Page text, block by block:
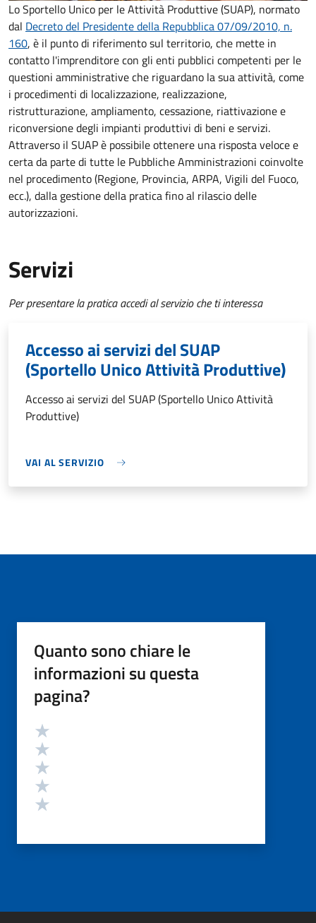
Lo Sportello Unico per le Attività Produttive (SUAP), normato
dal Decreto del Presidente della Repubblica 07/09/2010, n.
160, è il punto di riferimento sul territorio, che mette in
contatto l'imprenditore con gli enti pubblici competenti per le
questioni amministrative che riguardano la sua attività, come
i procedimenti di localizzazione, realizzazione,
ristrutturazione, ampliamento, cessazione, riattivazione e
riconversione degli impianti produttivi di beni e servizi.
Attraverso il SUAP è possibile ottenere una risposta veloce e
certa da parte di tutte le Pubbliche Amministrazioni coinvolte
nel procedimento (Regione, Provincia, ARPA, Vigili del Fuoco,
ecc.), dalla gestione della pratica fino al rilascio delle
autorizzazioni.
Servizi
Per presentare la pratica accedi al servizio che ti interessa
Accesso ai servizi del SUAP
(Sportello Unico Attività Produttive)
Accesso ai servizi del SUAP (Sportello Unico Attività
Produttive)
VAI AL SERVIZIO
Quanto sono chiare le
informazioni su questa
pagina?
Valutazione